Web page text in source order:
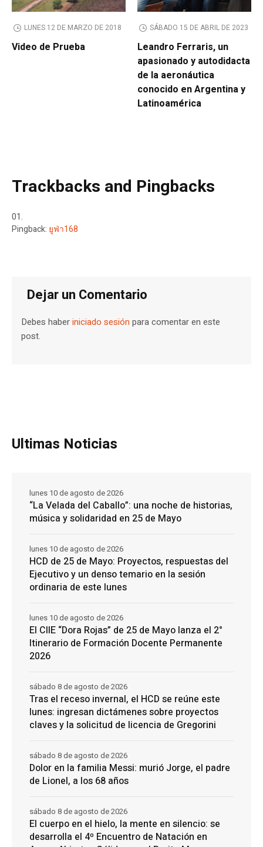
LUNES 12 DE MARZO DE 2018
Video de Prueba
SÁBADO 15 DE ABRIL DE 2023
Leandro Ferraris, un
apasionado y autodidacta
de la aeronáutica
conocido en Argentina y
Latinoamérica
Trackbacks and Pingbacks
Pingback: ยูฟ่า168
Dejar un Comentario
Debes haberiniciado sesión para comentar en este
post.
Ultimas Noticias
“La Velada del Caballo”: una noche de historias,
música y solidaridad en 25 de Mayo
lunes 10 de agosto de 2026
HCD de 25 de Mayo: Proyectos, respuestas del
Ejecutivo y un denso temario en la sesión
ordinaria de este lunes
lunes 10 de agosto de 2026
El CIIE “Dora Rojas” de 25 de Mayo lanza el 2°
Itinerario de Formación Docente Permanente
2026
lunes 10 de agosto de 2026
Tras el receso invernal, el HCD se reúne este
lunes: ingresan dictámenes sobre proyectos
claves y la solicitud de licencia de Gregorini
sábado 8 de agosto de 2026
Dolor en la familia Messi: murió Jorge, el padre
de Lionel, a los 68 años
sábado 8 de agosto de 2026
El cuerpo en el hielo, la mente en silencio: se
desarrolla el 4º Encuentro de Natación en
sábado 8 de agosto de 2026